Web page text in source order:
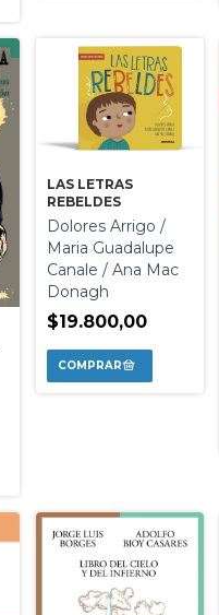
LAS LETRAS
REBELDES
Dolores Arrigo /
Maria Guadalupe
Canale / Ana Mac
Donagh
$19.800,00